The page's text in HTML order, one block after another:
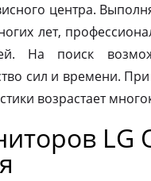
центра.
лет,
На поиск
сил и времени.
возрастает
LG